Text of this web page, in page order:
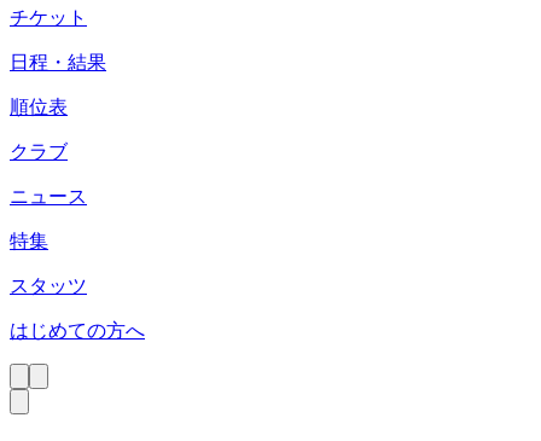
チケット
日程・結果
順位表
クラブ
ニュース
特集
スタッツ
はじめての方へ